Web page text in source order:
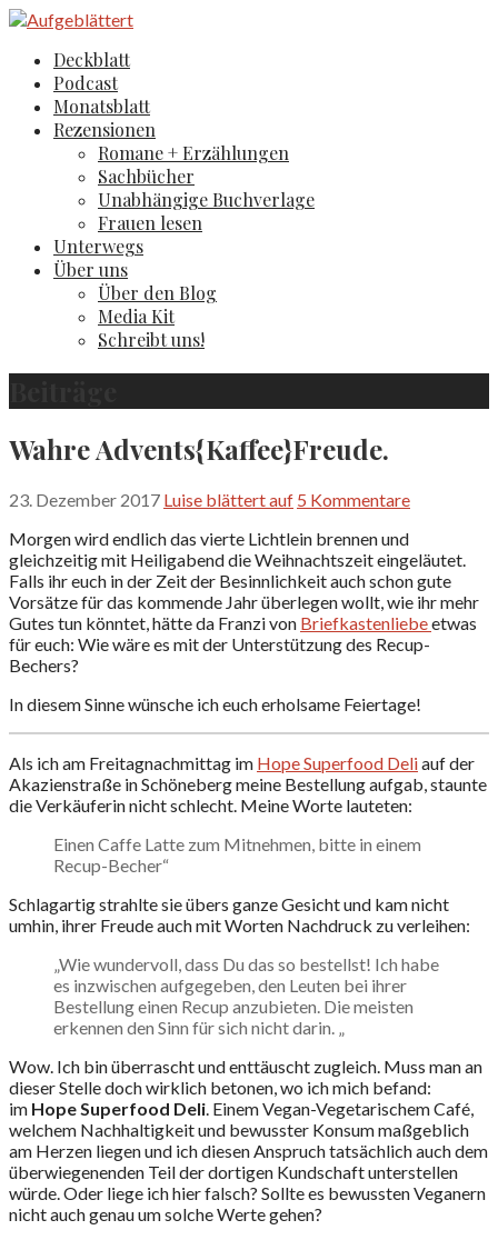
Zum
springenDeckblatt
Podcast
Monatsblatt
Rezensionen
Romane + Erzählungen
Sachbücher
Unabhängige Buchverlage
Frauen lesen
Unterwegs
Über uns
Über den Blog
Media Kit
Schreibt uns!
Wahre Advents{Kaffee}Freude.
23. Dezember 2017 Luise blättert auf 5 Kommentare
Morgen wird endlich das vierte Lichtlein brennen und
gleichzeitig mit Heiligabend die Weihnachtszeit eingeläutet.
Falls ihr euch in der Zeit der Besinnlichkeit auch schon gute
Vorsätze für das kommende Jahr überlegen wollt, wie ihr mehr
Gutes tun könntet, hätte da Franzi von Briefkastenliebeetwas
für euch: Wie wäre es mit der Unterstützung des Recup-
Bechers?
In diesem Sinne wünsche ich euch erholsame Feiertage!
Als ich am Freitagnachmittag im Hope Superfood Deliauf der
Akazienstraße in Schöneberg meine Bestellung aufgab, staunte
die Verkäuferin nicht schlecht. Meine Worte lauteten:
Einen Caffe Latte zum Mitnehmen, bitte in einem
Recup-Becher“
Schlagartig strahlte sie übers ganze Gesicht und kam nicht
umhin, ihrer Freude auch mit Worten Nachdruck zu verleihen:
„Wie wundervoll, dass Du das so bestellst! Ich habe
es inzwischen aufgegeben, den Leuten bei ihrer
Bestellung einen Recup anzubieten. Die meisten
erkennen den Sinn für sich nicht darin. „
Wow. Ich bin überrascht und enttäuscht zugleich. Muss man an
dieser Stelle doch wirklich betonen, wo ich mich befand:
im Hope Superfood Deli . Einem Vegan-Vegetarischem Café,
welchem Nachhaltigkeit und bewusster Konsum maßgeblich
am Herzen liegen und ich diesen Anspruch tatsächlich auch dem
überwiegenenden Teil der dortigen Kundschaft unterstellen
würde. Oder liege ich hier falsch? Sollte es bewussten Veganern
nicht auch genau um solche Werte gehen?